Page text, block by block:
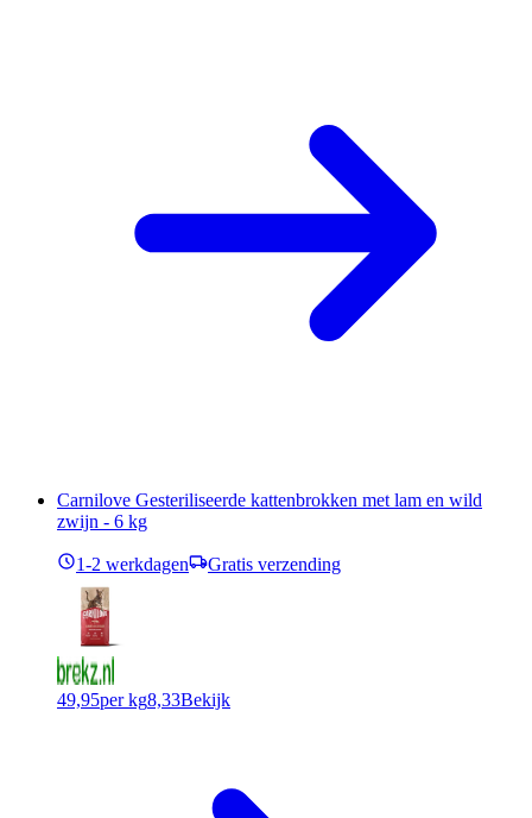
Carnilove Gesteriliseerde kattenbrokken met lam en wild
zwijn - 6 kg
1-2 werkdagen Gratis verzending
49,95per kg8,33Bekijk